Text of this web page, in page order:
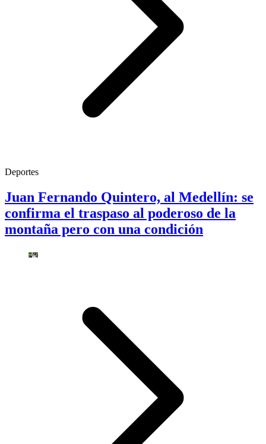
Deportes
Juan Fernando Quintero, al Medellín: se
confirma el traspaso al poderoso de la
montaña pero con una condición